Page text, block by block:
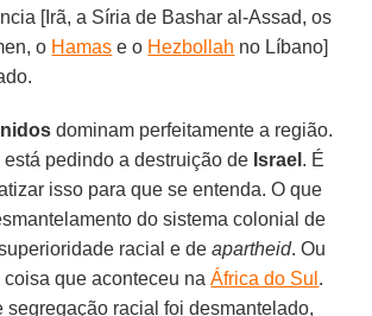
[Irã, a Síria de Bashar al-Assad, os
o Hamas e o Hezbollah no Líbano]
dominam perfeitamente a região.
pedindo a destruição de Israel . É
isso para que se entenda. O que
do sistema colonial de
racial e deapartheid. Ou
coisa que aconteceu naÁfrica do Sul .
segregação racial foi desmantelado,